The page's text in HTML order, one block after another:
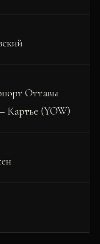
Оттавы
Картье (YOW)